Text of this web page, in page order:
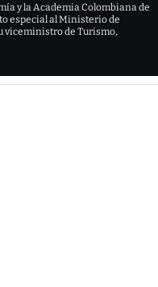
y la Academia Colombiana de
especial al Ministerio de
viceministro de Turismo,